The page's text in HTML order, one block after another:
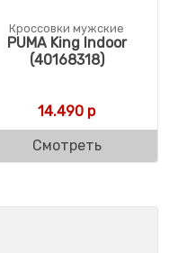
Кроссовки мужские
PUMA King Indoor
(40168318)
14.490 р
Смотреть